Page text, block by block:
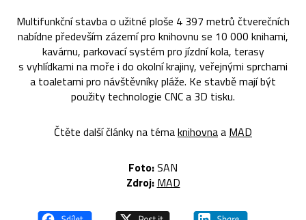
Multifunkční stavba o užitné ploše 4 397 metrů čtverečních
nabídne především zázemí pro knihovnu se 10 000 knihami,
kavárnu, parkovací systém pro jízdní kola, terasy
s vyhlídkami na moře i do okolní krajiny, veřejnými sprchami
a toaletami pro návštěvníky pláže. Ke stavbě mají být
použity technologie CNC a 3D tisku.
Čtěte další články na témaknihovnaa MAD
Foto:SAN
Zdroj: MAD